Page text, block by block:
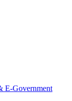
E-Government